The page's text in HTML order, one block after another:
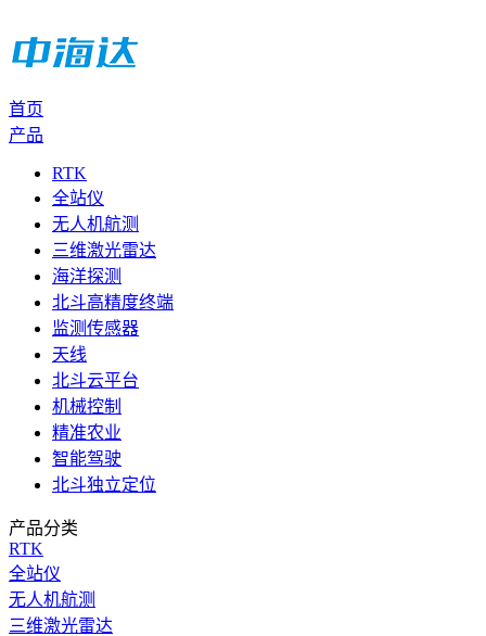
首页
产品
RTK
全站仪
无人机航测
三维激光雷达
海洋探测
北斗高精度终端
监测传感器
天线
北斗云平台
机械控制
精准农业
智能驾驶
北斗独立定位
产品分类
RTK
全站仪
无人机航测
三维激光雷达